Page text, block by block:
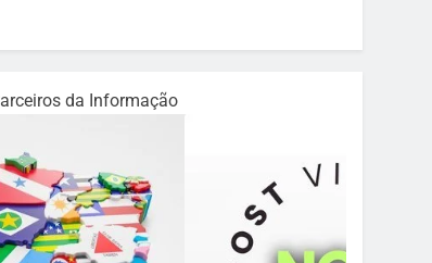
da Informação